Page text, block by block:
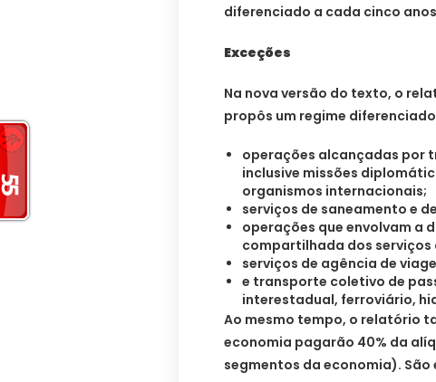
diferenciado a cada cinco
Exceções
Na nova versão do texto, o
propôs um regime
operações alcançadas por
inclusive missões
organismos internacionais;
serviços de saneamento e
operações que envolvam a
compartilhada dos
serviços de agência de
e transporte coletivo de
interestadual, ferroviário,
Ao mesmo tempo, o relatório
economia pagarão 40% da
segmentos da economia). São